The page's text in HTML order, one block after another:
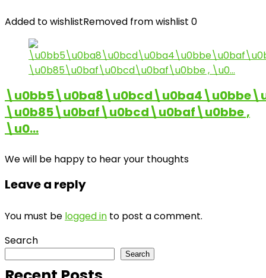
Added to wishlistRemoved from wishlist 0
\u0b85\u0baf\u0bcd\u0baf\u0bbe ,
\u0…
We will be happy to hear your thoughts
Leave a reply
You must be logged in to post a comment.
Search
Search